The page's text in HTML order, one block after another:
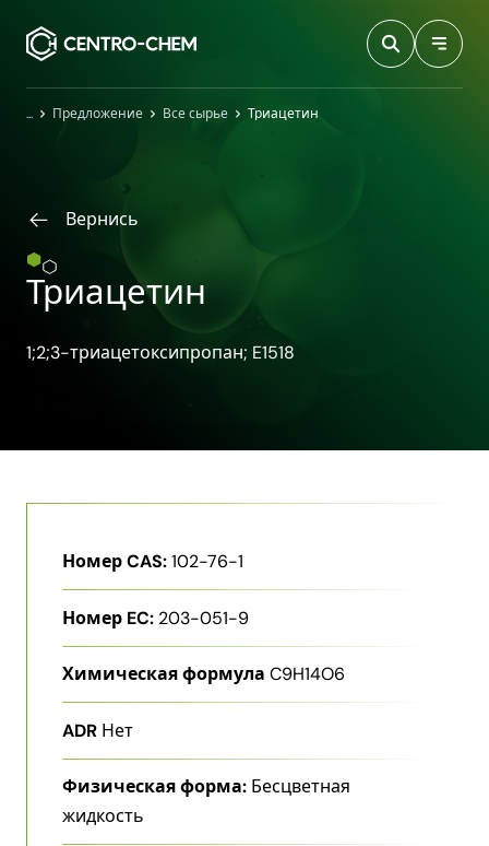
ГлавнаяПредложение Все сырье Триацетин
Вернись
Триацетин
1;2;3-триацетоксипропан; E1518
Номер CAS:102-76-1
Номер EC: 203-051-9
Химическая формула C9H14O6
ADR Нет
Физическая форма: Бесцветная
жидкость